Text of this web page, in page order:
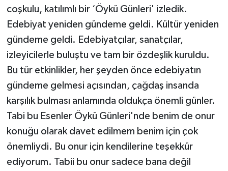
coşkulu, katılımlı bir ‘Öykü Günleri' izledik.
Edebiyat yeniden gündeme geldi. Kültür yeniden
gündeme geldi. Edebiyatçılar, sanatçılar,
izleyicilerle buluştu ve tam bir özdeşlik kuruldu.
Bu tür etkinlikler, her şeyden önce edebiyatın
gündeme gelmesi açısından, çağdaş insanda
karşılık bulması anlamında oldukça önemli günler.
Tabi bu Esenler Öykü Günleri'nde benim de onur
konuğu olarak davet edilmem benim için çok
önemliydi. Bu onur için kendilerine teşekkür
ediyorum. Tabii bu onur sadece bana değil